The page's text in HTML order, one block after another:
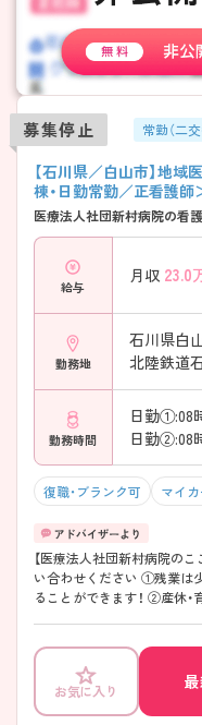
募集停止 常勤（二交
【石川県／白山市】地
棟・日勤常勤／正看護師
医療法人社団新村病院の看
給与
月収 23.0
勤務地
石川県白
北陸鉄道
勤務時間
日勤①:08
日勤②:08
復職・ブランク可 マイ
【医療法人社団新村病院の
い合わせください ①残業は
ることができます！ ②産休
4ヶ月分と高いです！
お気に入り